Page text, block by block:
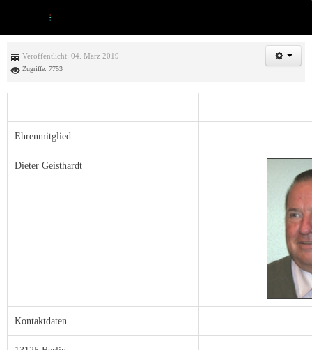
Veröffentlicht: 04. März 2019
Zugriffe: 7753
Ehrenmitglied
Dieter Geisthardt
Kontaktdaten